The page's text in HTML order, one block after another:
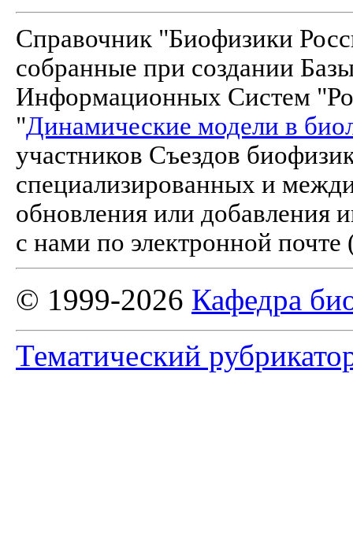
Справочник "Биофизики
собранные при создании
Информационных Систем
"Динамические модели в
участников Съездов
специализированных и
обновления или добавления
с нами по электронной почте
© 1999-2026 Кафедра
Тематический